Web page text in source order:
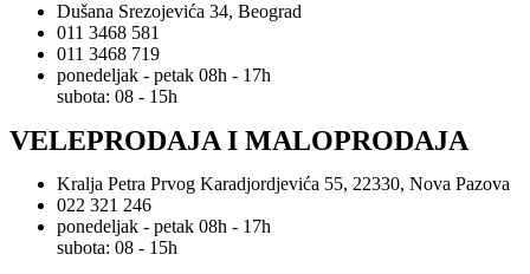
Dušana Srezojevića 34, Beograd
011 3468 581
011 3468 719
ponedeljak - petak 08h - 17h
subota: 08 - 15h
VELEPRODAJA I MALOPRODAJA
Kralja Petra Prvog Karadjordjevića 55, 22330, Nova Pazova
022 321 246
ponedeljak - petak 08h - 17h
subota: 08 - 15h